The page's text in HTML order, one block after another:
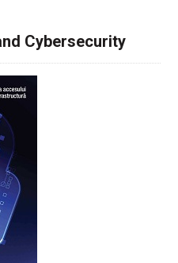
Cybersecurity